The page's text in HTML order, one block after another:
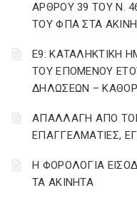
ΑΡΘΡΟΥ 39 ΤΟΥ Ν.
ΤΟΥ ΦΠΑ ΣΤΑ
Ε9: ΚΑΤΑΛΗΚΤΙΚΗ
ΤΟΥ ΕΠΟΜΕΝΟΥ
ΔΗΛΩΣΕΩΝ –
ΑΠΑΛΛΑΓΗ ΑΠΟ
ΕΠΑΓΓΕΛΜΑΤΙΕΣ,
Η ΦΟΡΟΛΟΓΙΑ
ΤΑ ΑΚΙΝΗΤΑ